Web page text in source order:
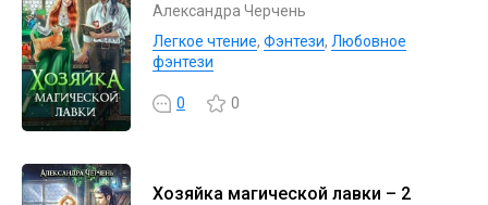
Александра Черчень
Легкое чтение, Фэнтези, Любовное
фэнтези
0 0
Хозяйка магической лавки – 2